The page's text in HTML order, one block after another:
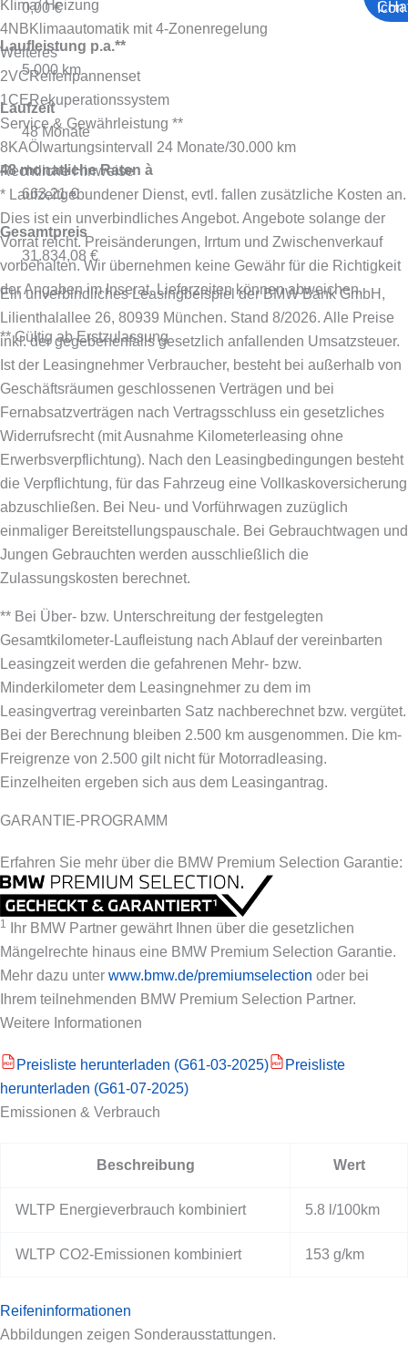
Klima/ Heizung
4NB Klimaautomatik mit 4-Zonenregelung
Weiteres
2VCReifenpannenset
1CERekuperationssystem
Service & Gewährleistung **
8KAÖlwartungsintervall 24 Monate/30.000 km
Rechtliche Hinweise
* Laufzeitgebundener Dienst, evtl. fallen zusätzliche Kosten an.
Dies ist ein unverbindliches Angebot. Angebote solange der
Vorrat reicht. Preisänderungen, Irrtum und Zwischenverkauf
vorbehalten. Wir übernehmen keine Gewähr für die Richtigkeit
der Angaben im Inserat. Lieferzeiten können abweichen.
** Gültig ab Erstzulassung
0,00 €
Laufleistung p.a.**
5.000 km
Laufzeit
48 Monate
48 monatliche Raten à
663,21 €
Gesamtpreis
31.834,08 €
Ein unverbindliches Leasingbeispiel der BMW Bank GmbH,
Lilienthalallee 26, 80939 München. Stand 8/2026. Alle Preise
inkl. der gegebenenfalls gesetzlich anfallenden Umsatzsteuer.
Ist der Leasingnehmer Verbraucher, besteht bei außerhalb von
Geschäftsräumen geschlossenen Verträgen und bei
Fernabsatzverträgen nach Vertragsschluss ein gesetzliches
Widerrufsrecht (mit Ausnahme Kilometerleasing ohne
Erwerbsverpflichtung). Nach den Leasingbedingungen besteht
die Verpflichtung, für das Fahrzeug eine Vollkaskoversicherung
abzuschließen. Bei Neu- und Vorführwagen zuzüglich
einmaliger Bereitstellungspauschale. Bei Gebrauchtwagen und
Jungen Gebrauchten werden ausschließlich die
Zulassungskosten berechnet.
** Bei Über- bzw. Unterschreitung der festgelegten
Gesamtkilometer-Laufleistung nach Ablauf der vereinbarten
Leasingzeit werden die gefahrenen Mehr- bzw.
Minderkilometer dem Leasingnehmer zu dem im
Leasingvertrag vereinbarten Satz nachberechnet bzw. vergütet.
Bei der Berechnung bleiben 2.500 km ausgenommen. Die km-
Freigrenze von 2.500 gilt nicht für Motorradleasing.
Einzelheiten ergeben sich aus dem Leasingantrag.
GARANTIE-PROGRAMM
Erfahren Sie mehr über die BMW Premium Selection Garantie:
1
Ihr BMW Partner gewährt Ihnen über die gesetzlichen
Mängelrechte hinaus eine BMW Premium Selection Garantie.
Mehr dazu unter www.bmw.de/premiumselection oder bei
Ihrem teilnehmenden BMW Premium Selection Partner.
Weitere Informationen
PDF Preisliste herunterladen (G61-03-2025) PDF
Preisliste
herunterladen (G61-07-2025)
Emissionen & Verbrauch
Beschreibung Wert
WLTP Energieverbrauch kombiniert 5.8 l/100km
WLTP CO2-Emissionen kombiniert 153 g/km
Reifeninformationen
Abbildungen zeigen Sonderausstattungen.